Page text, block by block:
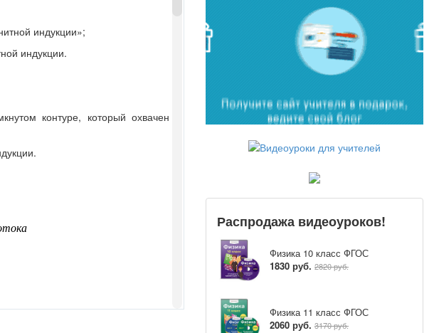
индукции»;
индукции.
контуре, который охвачен
Распродажа видеоуроков!
Физика 10 класс ФГОС
1830 руб. 2820 руб.
Физика 11 класс ФГОС
2060 руб. 3170 руб.